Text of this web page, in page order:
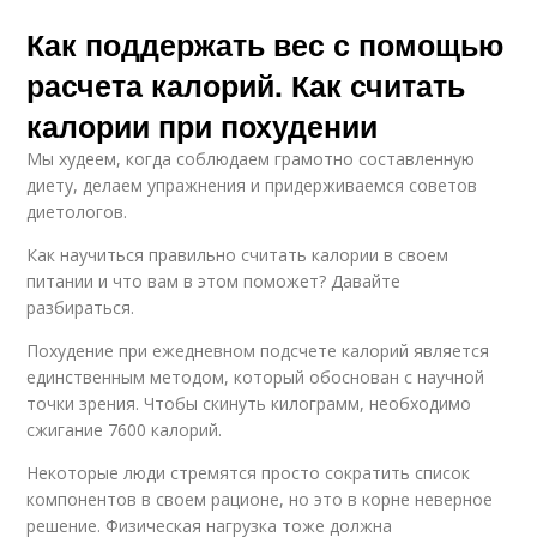
Как поддержать вес с помощью
расчета калорий. Как считать
калории при похудении
Мы худеем, когда соблюдаем грамотно составленную
диету, делаем упражнения и придерживаемся советов
диетологов.
Как научиться правильно считать калории в своем
питании и что вам в этом поможет? Давайте
разбираться.
Похудение при ежедневном подсчете калорий является
единственным методом, который обоснован с научной
точки зрения. Чтобы скинуть килограмм, необходимо
сжигание 7600 калорий.
Некоторые люди стремятся просто сократить список
компонентов в своем рационе, но это в корне неверное
решение. Физическая нагрузка тоже должна